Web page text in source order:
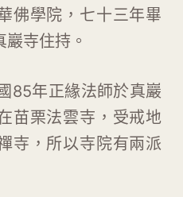
佛學院，七十三年畢
寺住持。
85年正緣法師於真巖
苗栗法雲寺，受戒地
寺，所以寺院有兩派